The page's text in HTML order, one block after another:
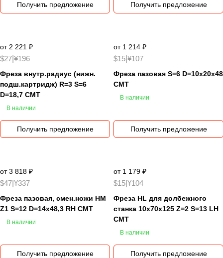
Получить предложение Получить предложение
от 2 221 ₽
$27 ¥196
Фреза внутр.радиус (нижн.
подш.картридж) R=3 S=6
D=18,7 CMT
В наличии
Получить предложение
от 1 214 ₽
$15 ¥107
Фреза пазовая S=6 D=10x20x48
CMT
В наличии
Получить предложение
от 3 818 ₽
$47 ¥337
Фреза пазовая, смен.ножи HM
Z1 S=12 D=14x48,3 RH CMT
В наличии
Получить предложение
от 1 179 ₽
$15 ¥104
Фреза HL для долбежного
станка 10x70x125 Z=2 S=13 LH
CMT
В наличии
Получить предложение